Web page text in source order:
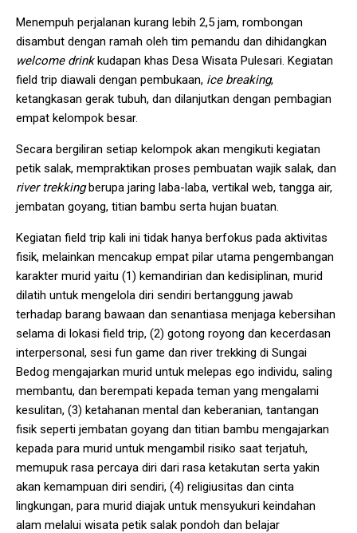
Menempuh perjalanan kurang lebih 2,5 jam, rombongan
disambut dengan ramah oleh tim pemandu dan dihidangkan
welcome drinkkudapan khas Desa Wisata Pulesari. Kegiatan
field trip diawali dengan pembukaan, ice breaking,
ketangkasan gerak tubuh, dan dilanjutkan dengan pembagian
empat kelompok besar.
Secara bergiliran setiap kelompok akan mengikuti kegiatan
petik salak, mempraktikan proses pembuatan wajik salak, dan
river trekkingberupa jaring laba-laba, vertikal web, tangga air,
jembatan goyang, titian bambu serta hujan buatan.
Kegiatan field trip kali ini tidak hanya berfokus pada aktivitas
fisik, melainkan mencakup empat pilar utama pengembangan
karakter murid yaitu (1) kemandirian dan kedisiplinan, murid
dilatih untuk mengelola diri sendiri bertanggung jawab
terhadap barang bawaan dan senantiasa menjaga kebersihan
selama di lokasi field trip, (2) gotong royong dan kecerdasan
interpersonal, sesi fun game dan river trekking di Sungai
Bedog mengajarkan murid untuk melepas ego individu, saling
membantu, dan berempati kepada teman yang mengalami
kesulitan, (3) ketahanan mental dan keberanian, tantangan
fisik seperti jembatan goyang dan titian bambu mengajarkan
kepada para murid untuk mengambil risiko saat terjatuh,
memupuk rasa percaya diri dari rasa ketakutan serta yakin
akan kemampuan diri sendiri, (4) religiusitas dan cinta
lingkungan, para murid diajak untuk mensyukuri keindahan
alam melalui wisata petik salak pondoh dan belajar